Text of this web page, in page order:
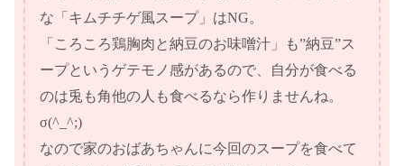
な「キムチチゲ風スープ」はNG。
「ころころ鶏胸肉と納豆のお味噌汁」も”納豆”ス
ープというゲテモノ感があるので、自分が食べる
のは兎も角他の人も食べるなら作りませんね。
σ(^_^;)
なので家のおばあちゃんに今回のスープを食べて